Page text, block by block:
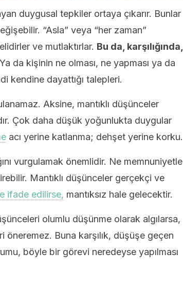
duygusal tepkiler ortaya çıkarır. Bunlar
“Asla” veya “her zaman”
ve mutlaktırlar. Bu da, karşılığında,
Ya da kişinin ne olması, ne yapması ya da
kendine dayattığı talepleri.
Aksine, mantıklı düşünceler
Çok daha düşük yoğunlukta duygular
acı yerine katlanma; dehşet yerine korku.
vurgulamak önemlidir. Ne memnuniyetle
Mantıklı düşünceler gerçekçi ve
ifade edilirse, mantıksız hale gelecektir.
olumlu düşünme olarak algılarsa,
Buna karşılık, düşüşe geçen
böyle bir görevi neredeyse yapılması